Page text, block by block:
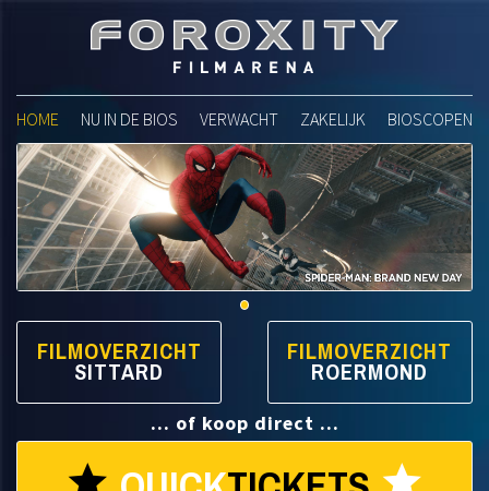
Foroxity Filmarena
HOME NU IN DE BIOS VERWACHT ZAKELIJK BIOSCOPEN
FILMOVERZICHT
SITTARD FILMOVERZICHT
ROERMOND
... of koop direct ...